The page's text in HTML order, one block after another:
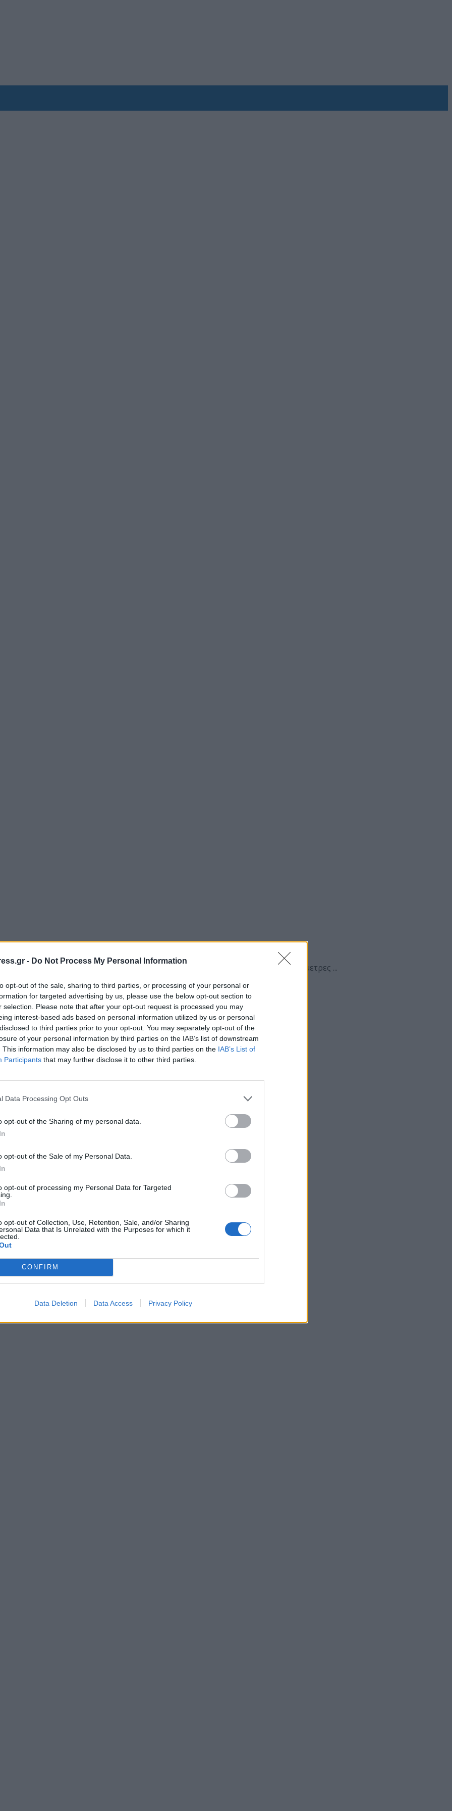
- Do Not Process My Personal Information
opt-out of the sale, sharing to third parties, or processing of your personal or
for targeted advertising by us, please use the below opt-out section to
selection. Please note that after your opt-out request is processed you may
interest-based ads based on personal information utilized by us or personal
to third parties prior to your opt-out. You may separately opt-out of the
of your personal information by third parties on the IAB’s list of downstream
This information may also be disclosed by us to third parties on the IAB’s List of
Participants that may further disclose it to other third parties.
Data Processing Opt Outs
opt-out of the Sharing of my personal data.
opt-out of the Sale of my Personal Data.
opt-out of processing my Personal Data for Targeted
opt-out of Collection, Use, Retention, Sale, and/or Sharing
Data that Is Unrelated with the Purposes for which it
CONFIRM
Data Deletion Data Access Privacy Policy
διωγμό με τα Ασφαλιστικά μέτρα από τον GEA στα καταστήματά μας. Υπέρμετρες ...